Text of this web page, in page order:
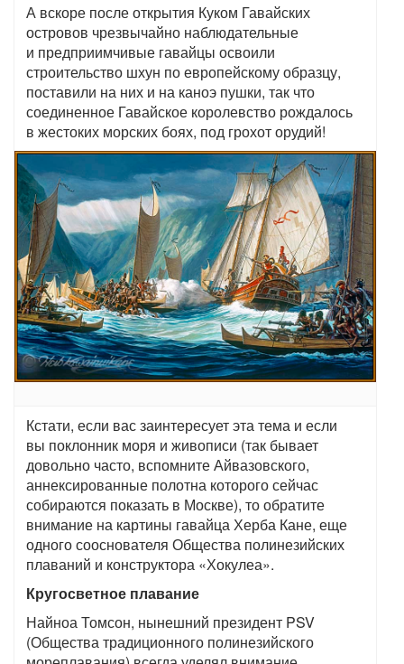
А вскоре после открытия Куком Гавайских
островов чрезвычайно наблюдательные
и предприимчивые гавайцы освоили
строительство шхун по европейскому образцу,
поставили на них и на каноэ пушки, так что
соединенное Гавайское королевство рождалось
в жестоких морских боях, под грохот орудий!
Кстати, если вас заинтересует эта тема и если
вы поклонник моря и живописи (так бывает
довольно часто, вспомните Айвазовского,
аннексированные полотна которого сейчас
собираются показать в Москве), то обратите
внимание на картины гавайца Херба Кане, еще
одного сооснователя Общества полинезийских
плаваний и конструктора «Хокулеа».
Кругосветное плавание
Найноа Томсон, нынешний президент PSV
(Общества традиционного полинезийского